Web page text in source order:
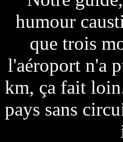
humour
que trois
l'aéroport n'a
km, ça fait
pays sans